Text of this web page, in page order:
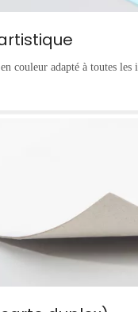
couleur adapté à toutes les